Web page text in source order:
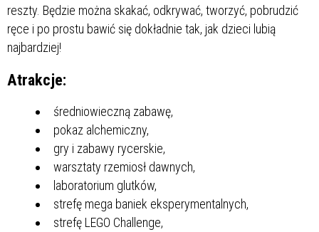
reszty. Będzie można skakać, odkrywać, tworzyć, pobrudzić
ręce i po prostu bawić się dokładnie tak, jak dzieci lubią
najbardziej!
Atrakcje:
średniowieczną zabawę,
pokaz alchemiczny,
gry i zabawy rycerskie,
warsztaty rzemiosł dawnych,
laboratorium glutków,
strefę mega baniek eksperymentalnych,
strefę LEGO Challenge,